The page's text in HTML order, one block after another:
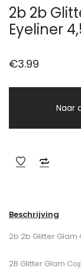
2b 2b
Eyeliner
€3.99
Naar
Beschrijving
2b 2b Glitter
2B Glitter Glam